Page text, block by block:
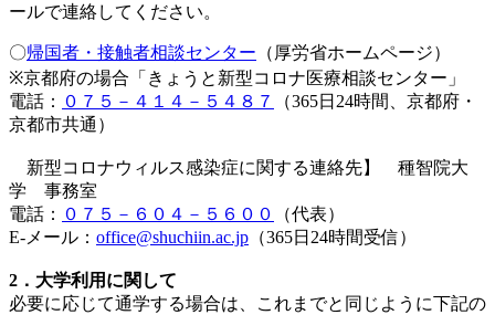
ールで連絡してください。
〇帰国者・接触者相談センター （厚労省ホームページ）
※京都府の場合「きょうと新型コロナ医療相談センター」
電話： ０７５－４１４－５４８７
（365日24時間、京都府・
京都市共通）
新型コロナウィルス感染症に関する連絡先】 種智院大
学 事務室
電話： ０７５－６０４－５６００
（代表）
E-メール： office@shuchiin.ac.jp （365日24時間受信）
2．大学利用に関して
必要に応じて通学する場合は、これまでと同じように下記の